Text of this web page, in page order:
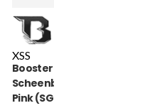
XSS
Booster Kids
Scheenbeschermers
Pink (SG CHAMPION